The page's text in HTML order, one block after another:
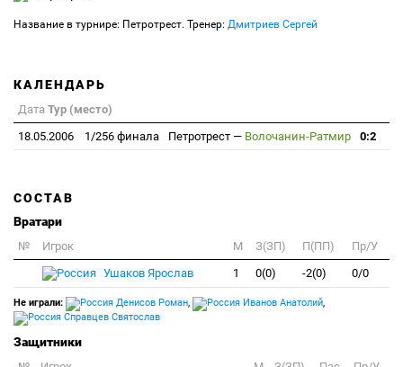
Название в турнире: Петротрест. Тренер: Дмитриев Сергей
КАЛЕНДАРЬ
Дата Тур (место)
18.05.2006
1/256 финала Петротрест — Волочанин-Ратмир 0:2
СОСТАВ
Вратари
№ Игрок M З(ЗП) П(ПП)
Пр/У
Ушаков Ярослав
1 0(0) -2(0) 0/0
Не играли: Денисов Роман, Иванов Анатолий,
Справцев Святослав
Защитники